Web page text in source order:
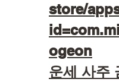
store/
ogeon
운세 사주